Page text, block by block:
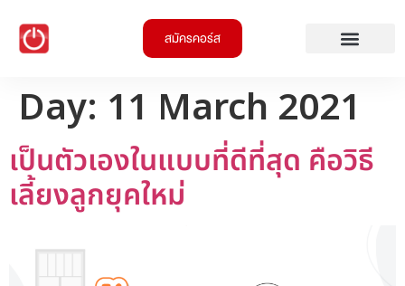
สมัครคอร์ส
Day: 11 March 2021
เป็นตัวเองในแบบที่ดีที่สุด คือวิธี
เลี้ยงลูกยุคใหม่